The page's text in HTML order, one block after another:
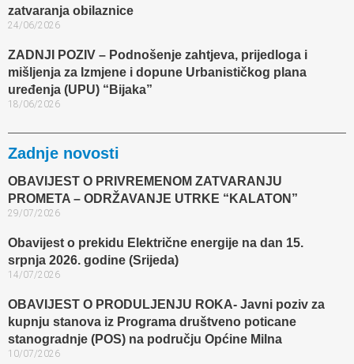
zatvaranja obilaznice​
24/06/2026
ZADNJI POZIV – Podnošenje zahtjeva, prijedloga i
mišljenja za Izmjene i dopune Urbanističkog plana
uređenja (UPU) “Bijaka”
18/06/2026
Zadnje novosti
OBAVIJEST O PRIVREMENOM ZATVARANJU
PROMETA – ODRŽAVANJE UTRKE “KALATON”
29/07/2026
Obavijest o prekidu Električne energije na dan 15.
srpnja 2026. godine (Srijeda)
14/07/2026
OBAVIJEST O PRODULJENJU ROKA- Javni poziv za
kupnju stanova iz Programa društveno poticane
stanogradnje (POS) na području Općine Milna
10/07/2026